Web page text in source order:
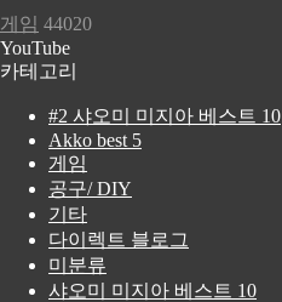
게임 44020
YouTube
카테고리
#2 샤오미 미지아 베스트 10
Akko best 5
게임
공구/ DIY
기타
다이렉트 블로그
미분류
샤오미 미지아 베스트 10